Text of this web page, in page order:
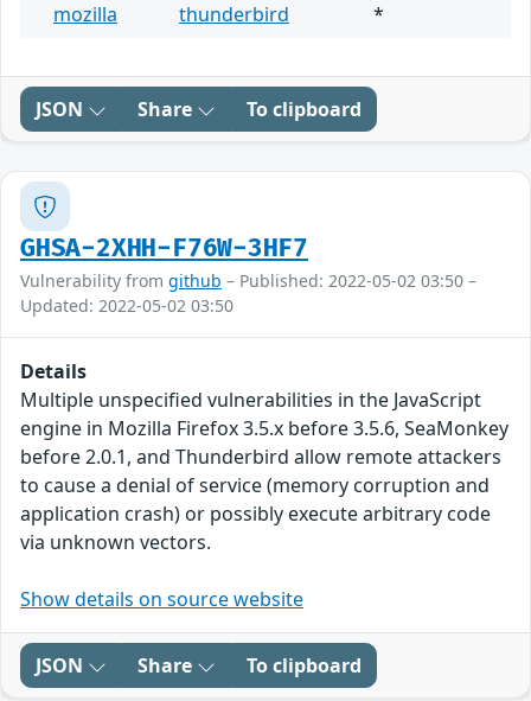
mozilla
thunderbird *
JSON Share To clipboard
GHSA-2XHH-F76W-3HF7
Vulnerability from github – Published: 2022-05-02 03:50 –
Updated: 2022-05-02 03:50
Details
Multiple unspecified vulnerabilities in the JavaScript
engine in Mozilla Firefox 3.5.x before 3.5.6, SeaMonkey
before 2.0.1, and Thunderbird allow remote attackers
to cause a denial of service (memory corruption and
application crash) or possibly execute arbitrary code
via unknown vectors.
Show details on source website
JSON Share To clipboard